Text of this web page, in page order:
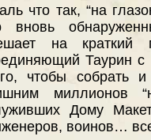
что так, “на
вновь
на краткий
Таурин
чтобы собрать
миллионов
Дому
воинов…